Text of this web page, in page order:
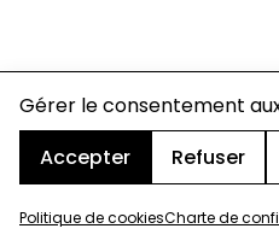
Gérer le consentement
Accepter
Refuser
Politique de cookiesCharte de